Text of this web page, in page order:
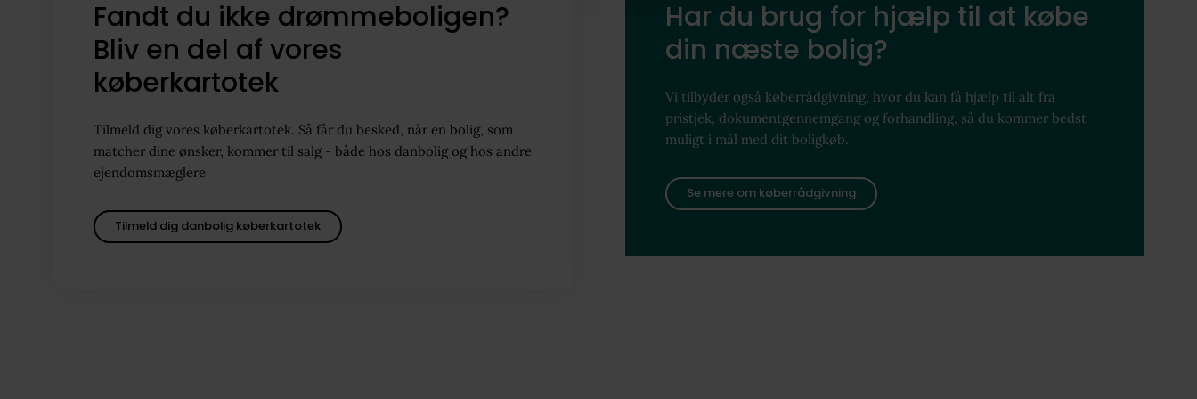
Fandt du ikke drømmeboligen?
Bliv en del af vores
køberkartotek
Tilmeld dig vores køberkartotek. Så får du besked, når en bolig, som
matcher dine ønsker, kommer til salg - både hos danbolig og hos andre
ejendomsmæglere
Tilmeld dig danbolig køberkartotek
Har du brug for hjælp til at købe
din næste bolig?
Vi tilbyder også køberrådgivning, hvor du kan få hjælp til alt fra
pristjek, dokumentgennemgang og forhandling, så du kommer bedst
muligt i mål med dit boligkøb.
Se mere om køberrådgivning